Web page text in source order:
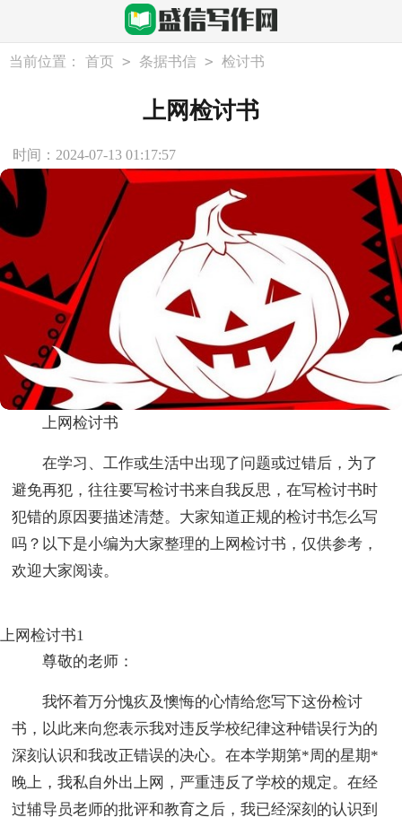
当前位置： 首页 > 条据书信 > 检讨书
上网检讨书
时间：2024-07-13 01:17:57
上网检讨书
在学习、工作或生活中出现了问题或过错后，为了
避免再犯，往往要写检讨书来自我反思，在写检讨书时
犯错的原因要描述清楚。大家知道正规的检讨书怎么写
吗？以下是小编为大家整理的上网检讨书，仅供参考，
欢迎大家阅读。
上网检讨书1
尊敬的老师：
我怀着万分愧疚及懊悔的心情给您写下这份检讨
书，以此来向您表示我对违反学校纪律这种错误行为的
深刻认识和我改正错误的决心。在本学期第*周的星期*
晚上，我私自外出上网，严重违反了学校的规定。在经
过辅导员老师的批评和教育之后，我已经深刻的认识到